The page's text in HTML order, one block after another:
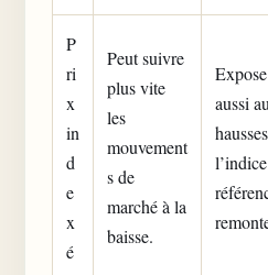
P
ri
x
in
d
e
x
é
Peut suivre
plus vite
les
mouvement
s de
marché à la
baisse.
Expose
aussi